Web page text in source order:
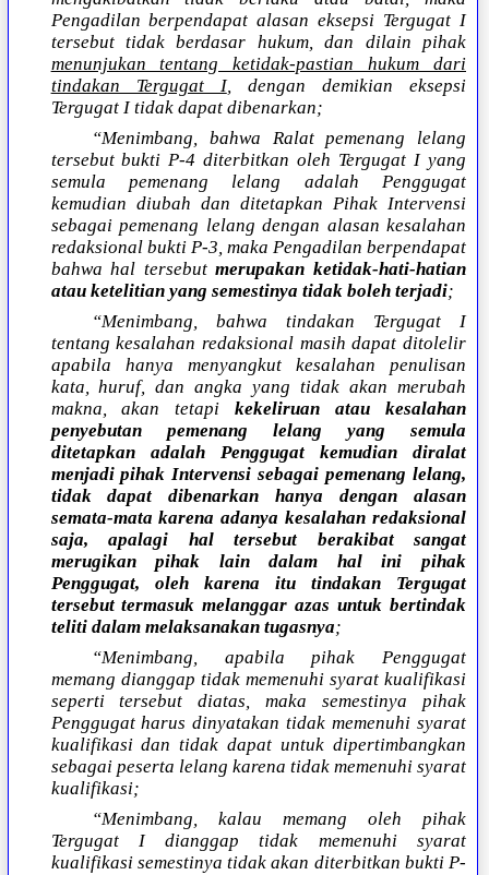
Pengadilan berpendapat alasan eksepsi Tergugat I
tersebut tidak berdasar hukum, dan dilain pihak
menunjukan tentang ketidak-pastian hukum dari
tindakan Tergugat I, dengan demikian eksepsi
Tergugat I tidak dapat dibenarkan;
“Menimbang, bahwa Ralat pemenang lelang
tersebut bukti P-4 diterbitkan oleh Tergugat I yang
semula pemenang lelang adalah Penggugat
kemudian diubah dan ditetapkan Pihak Intervensi
sebagai pemenang lelang dengan alasan kesalahan
redaksional bukti P-3, maka Pengadilan berpendapat
bahwa hal tersebutmerupakan ketidak-hati-hatian
atau ketelitian yang semestinya tidak boleh terjadi;
“Menimbang, bahwa tindakan Tergugat I
tentang kesalahan redaksional masih dapat ditolelir
apabila hanya menyangkut kesalahan penulisan
kata, huruf, dan angka yang tidak akan merubah
makna, akan tetapikekeliruan atau kesalahan
penyebutan pemenang lelang yang semula
ditetapkan adalah Penggugat kemudian diralat
menjadi pihak Intervensi sebagai pemenang lelang,
tidak dapat dibenarkan hanya dengan alasan
semata-mata karena adanya kesalahan redaksional
saja, apalagi hal tersebut berakibat sangat
merugikan pihak lain dalam hal ini pihak
Penggugat, oleh karena itu tindakan Tergugat
tersebut termasuk melanggar azas untuk bertindak
teliti dalam melaksanakan tugasnya;
“Menimbang, apabila pihak Penggugat
memang dianggap tidak memenuhi syarat kualifikasi
seperti tersebut diatas, maka semestinya pihak
Penggugat harus dinyatakan tidak memenuhi syarat
kualifikasi dan tidak dapat untuk dipertimbangkan
sebagai peserta lelang karena tidak memenuhi syarat
kualifikasi;
“Menimbang, kalau memang oleh pihak
Tergugat I dianggap tidak memenuhi syarat
kualifikasi semestinya tidak akan diterbitkan bukti P-